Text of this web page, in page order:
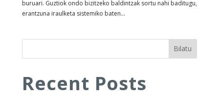
buruari. Guztiok ondo bizitzeko baldintzak sortu nahi baditugu,
erantzuna iraulketa sistemiko baten...
Bilatu
Recent Posts